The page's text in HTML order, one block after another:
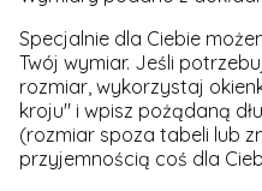
Specjalnie dla Ciebie
Twój wymiar. Jeśli
rozmiar, wykorzystaj
kroju" i wpisz pożądaną
(rozmiar spoza tabeli lub
przyjemnością coś dla